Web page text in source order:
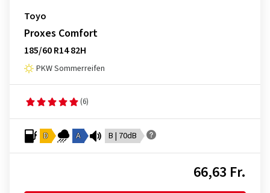
Toyo
Proxes Comfort
185/60 R14 82H
PKW Sommerreifen
(6)
D A B | 70dB
66,63 Fr.